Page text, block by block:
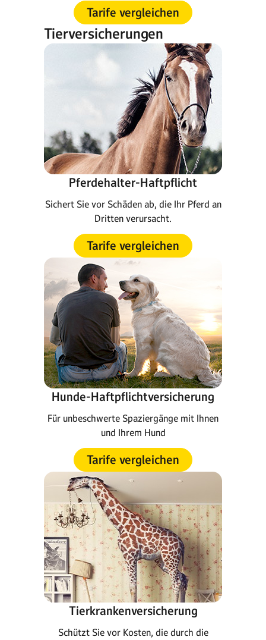
Tarife vergleichen
Tierversicherungen
Pferdehalter-Haftpflicht
Sichert Sie vor Schäden ab, die Ihr Pferd an
Dritten verursacht.
Tarife vergleichen
Hunde-Haftpflichtversicherung
Für unbeschwerte Spaziergänge mit Ihnen
und Ihrem Hund
Tarife vergleichen
Tierkrankenversicherung
Schützt Sie vor Kosten, die durch die